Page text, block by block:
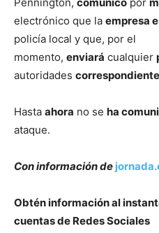
electrónico que la empresa
policía local y que, por el
momento, enviará cualquier
autoridades
Hasta ahora no se ha
ataque.
Con información de
Obtén información al
cuentas de Redes Sociales